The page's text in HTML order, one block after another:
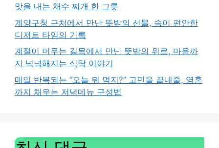
맛을 내는 채수 찌개 한 그릇
계양구청 근처에서 만난 뜻밖의 선물, 속이 편안한
디저트 타임의 기록
계절이 머무는 길목에서 만난 뜻밖의 위로, 마음까
지 넉넉해지는 식탁 이야기
매일 반복되는 “오늘 뭐 먹지?” 고민을 끝내줄, 영혼
까지 채우는 저녁메뉴 구성법